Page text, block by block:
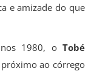
e amizade do que
1980, o Tobé
ao córrego